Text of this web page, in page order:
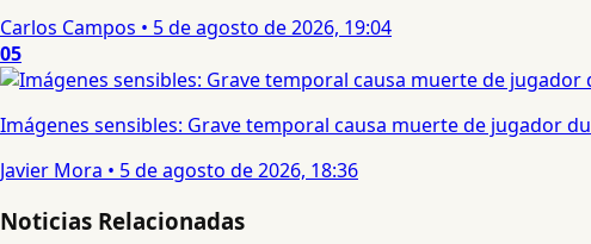
Carlos Campos • 5 de agosto de 2026, 19:04
05
Imágenes sensibles: Grave temporal causa muerte de jugador
Javier Mora • 5 de agosto de 2026, 18:36
Noticias Relacionadas